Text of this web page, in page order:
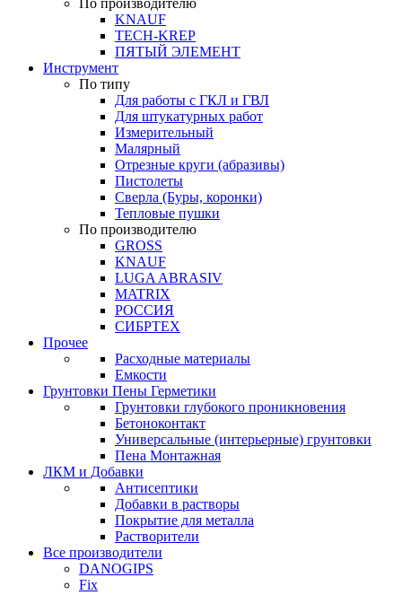
По производителю
KNAUF
TECH-KREP
ПЯТЫЙ ЭЛЕМЕНТ
Инструмент
По типу
Для работы с ГКЛ и ГВЛ
Для штукатурных работ
Измерительный
Малярный
Отрезные круги (абразивы)
Пистолеты
Сверла (Буры, коронки)
Тепловые пушки
По производителю
GROSS
KNAUF
LUGA ABRASIV
MATRIX
РОССИЯ
СИБРТЕХ
Прочее
Расходные материалы
Емкости
Грунтовки Пены Герметики
Грунтовки глубокого проникновения
Бетоноконтакт
Универсальные (интерьерные) грунтовки
Пена Монтажная
ЛКМ и Добавки
Антисептики
Добавки в растворы
Покрытие для металла
Растворители
Все производители
DANOGIPS
Fix